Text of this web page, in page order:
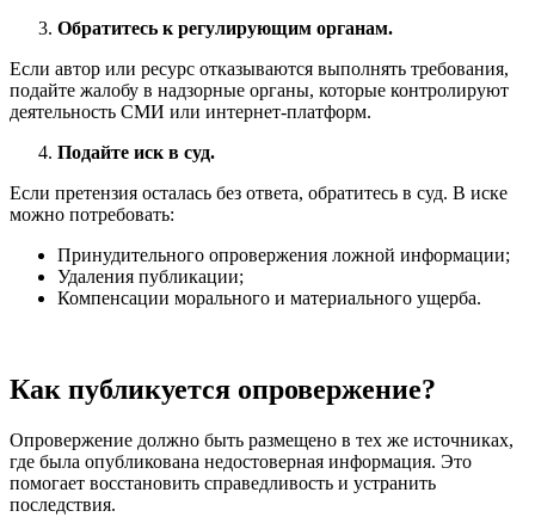
Обратитесь к регулирующим органам.
Если автор или ресурс отказываются выполнять требования,
подайте жалобу в надзорные органы, которые контролируют
деятельность СМИ или интернет-платформ.
Подайте иск в суд.
Если претензия осталась без ответа, обратитесь в суд. В иске
можно потребовать:
Принудительного опровержения ложной информации;
Удаления публикации;
Компенсации морального и материального ущерба.
Как публикуется опровержение?
Опровержение должно быть размещено в тех же источниках,
где была опубликована недостоверная информация. Это
помогает восстановить справедливость и устранить
последствия.